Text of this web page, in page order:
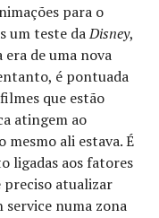
para o
um teste daDisney,
era de uma nova
é pontuada
que estão
atingem ao
mesmo ali estava. É
ligadas aos fatores
preciso atualizar
service numa zona